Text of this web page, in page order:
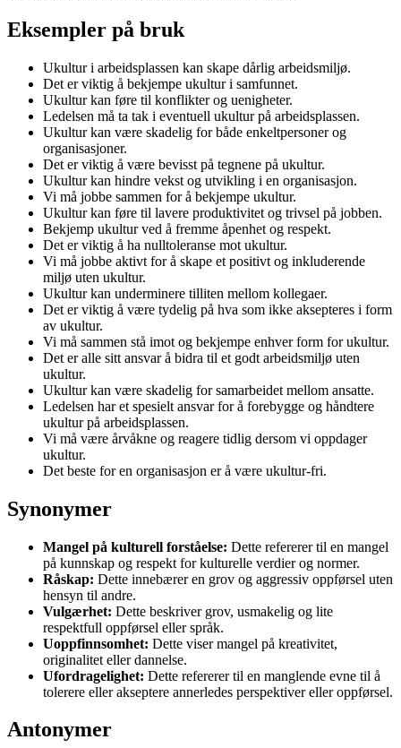
Eksempler på bruk
Ukultur i arbeidsplassen kan skape dårlig arbeidsmiljø.
Det er viktig å bekjempe ukultur i samfunnet.
Ukultur kan føre til konflikter og uenigheter.
Ledelsen må ta tak i eventuell ukultur på arbeidsplassen.
Ukultur kan være skadelig for både enkeltpersoner og
organisasjoner.
Det er viktig å være bevisst på tegnene på ukultur.
Ukultur kan hindre vekst og utvikling i en organisasjon.
Vi må jobbe sammen for å bekjempe ukultur.
Ukultur kan føre til lavere produktivitet og trivsel på jobben.
Bekjemp ukultur ved å fremme åpenhet og respekt.
Det er viktig å ha nulltoleranse mot ukultur.
Vi må jobbe aktivt for å skape et positivt og inkluderende
miljø uten ukultur.
Ukultur kan underminere tilliten mellom kollegaer.
Det er viktig å være tydelig på hva som ikke aksepteres i form
av ukultur.
Vi må sammen stå imot og bekjempe enhver form for ukultur.
Det er alle sitt ansvar å bidra til et godt arbeidsmiljø uten
ukultur.
Ukultur kan være skadelig for samarbeidet mellom ansatte.
Ledelsen har et spesielt ansvar for å forebygge og håndtere
ukultur på arbeidsplassen.
Vi må være årvåkne og reagere tidlig dersom vi oppdager
ukultur.
Det beste for en organisasjon er å være ukultur-fri.
Synonymer
Mangel på kulturell forståelse: Dette refererer til en mangel
på kunnskap og respekt for kulturelle verdier og normer.
Råskap: Dette innebærer en grov og aggressiv oppførsel uten
hensyn til andre.
Vulgærhet: Dette beskriver grov, usmakelig og lite
respektfull oppførsel eller språk.
Uoppfinnsomhet: Dette viser mangel på kreativitet,
originalitet eller dannelse.
Ufordragelighet: Dette refererer til en manglende evne til å
tolerere eller akseptere annerledes perspektiver eller oppførsel.
Antonymer